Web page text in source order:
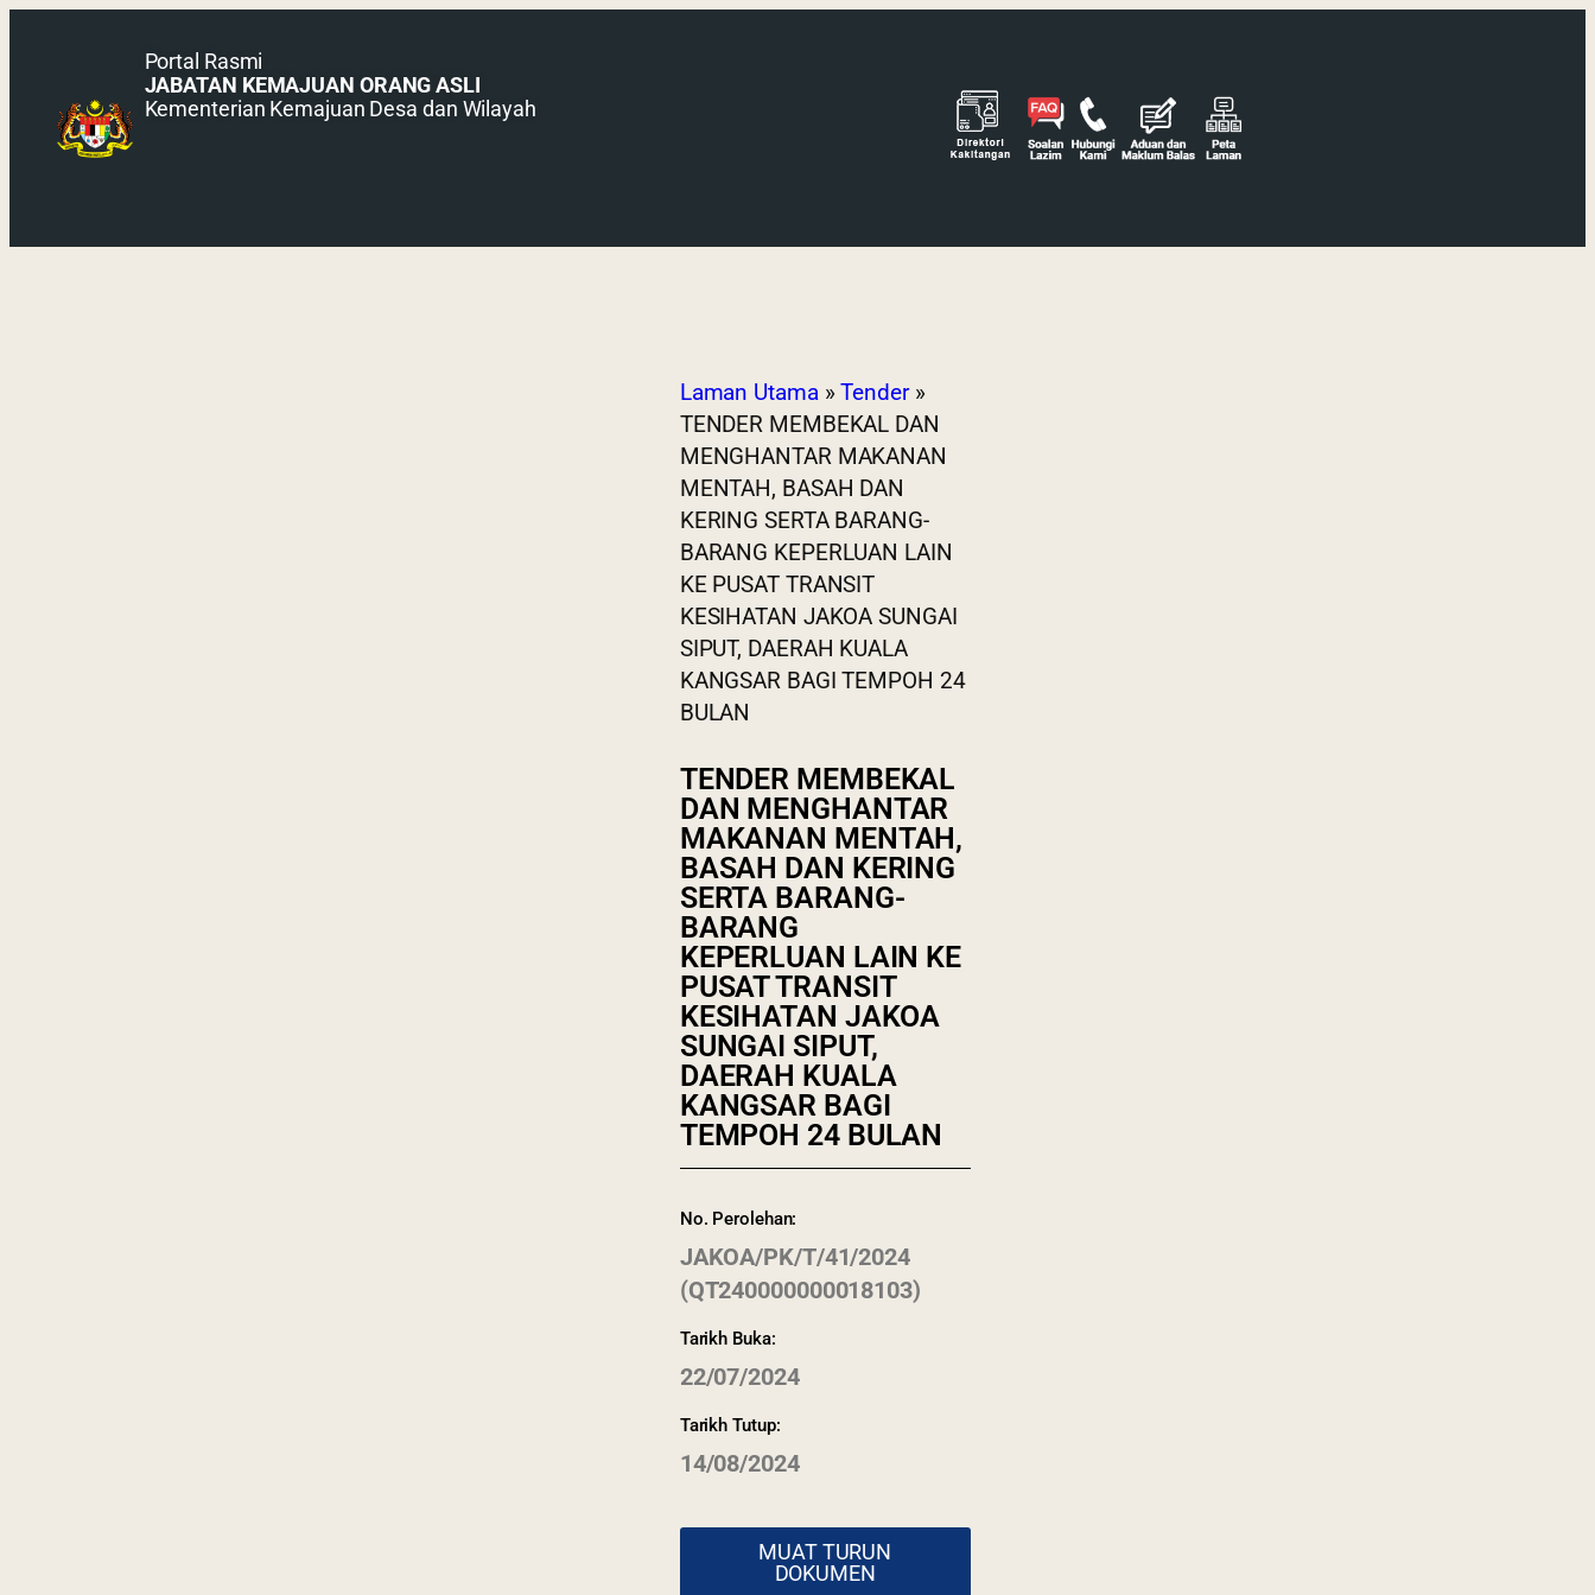
Portal Rasmi
JABATAN KEMAJUAN ORANG ASLI
Kementerian Kemajuan Desa dan Wilayah
Laman Utama»Tender»
TENDER MEMBEKAL DAN
MENGHANTAR MAKANAN
MENTAH, BASAH DAN
KERING SERTA BARANG-
BARANG KEPERLUAN LAIN
KE PUSAT TRANSIT
KESIHATAN JAKOA SUNGAI
SIPUT, DAERAH KUALA
KANGSAR BAGI TEMPOH 24
BULAN
TENDER MEMBEKAL
DAN MENGHANTAR
MAKANAN MENTAH,
BASAH DAN KERING
SERTA BARANG-
BARANG
KEPERLUAN LAIN KE
PUSAT TRANSIT
KESIHATAN JAKOA
SUNGAI SIPUT,
DAERAH KUALA
KANGSAR BAGI
TEMPOH 24 BULAN
No. Perolehan:
JAKOA/PK/T/41/2024
(QT240000000018103)
Tarikh Buka:
22/07/2024
Tarikh Tutup:
14/08/2024
MUAT TURUN
DOKUMEN
Paparan terbaik menggunakan browser versi terkini dengan